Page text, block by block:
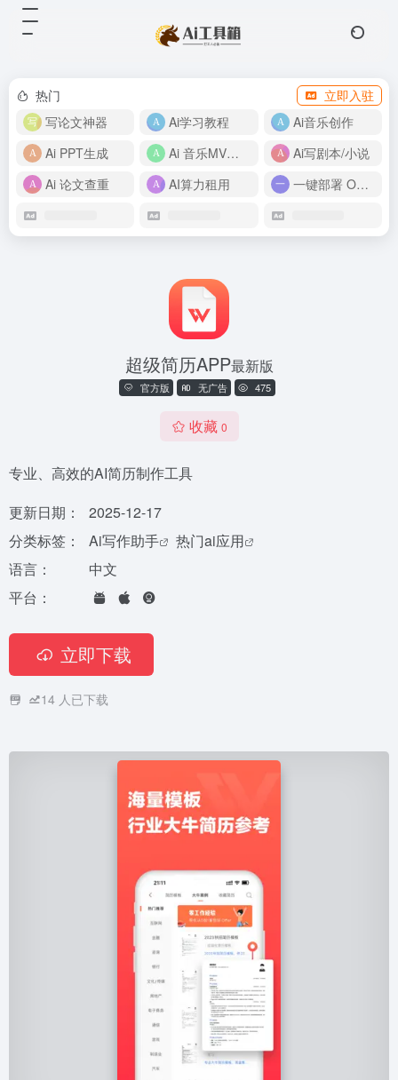
热门
立即入驻
写论文神器
Ai学习教程
Ai音乐创作
Ai PPT生成
Ai 音乐MV制作
Ai写剧本/小说
Ai 论文查重
AI算力租用 一键部署 OpenClaw
超级简历APP最新版
官方版 无广告 475
收藏 0
专业、高效的AI简历制作工具
更新日期：
2025-12-17
分类标签：
Ai写作助手
热门ai应用
语言：
中文
平台：
立即下载
14 人已下载